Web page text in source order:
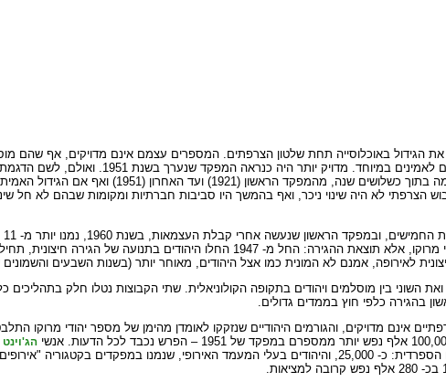
הגידול באוכלוסייה תחת שלטון הצרפתים. המספרים עצמם אינם מדויקים, אף
מזאת, מפקדי 1936 ו- 1947 אינם
והתמונה ברורה: האוכלוסייה הכפילה
הצרפתי לא היה שינוי ניכר, ואף בהמשך היו סביבות חברתיות ומקומות שבהם לא חל
תמורה בדפוסי הילודה והתמותה של יהודי מרוקו, אלא תוצאת ההגירה:
לאירופה, אמנם לא המונית כמו אצל היהודים, מאוחר יותר (בשנות השבעים
השוני בין מוסלמים ויהודים בתקופה הקולוניאלית. שתי הקבוצות נטלו חלק
בהגירה כלפי חוץ בממדים גדולים.
הג'וינט